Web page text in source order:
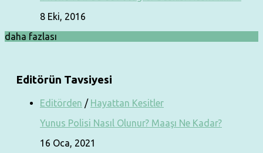
8 Eki, 2016
daha fazlası
Editörün Tavsiyesi
Editörden / Hayattan Kesitler
Yunus Polisi Nasıl Olunur? Maaşı Ne Kadar?
16 Oca, 2021